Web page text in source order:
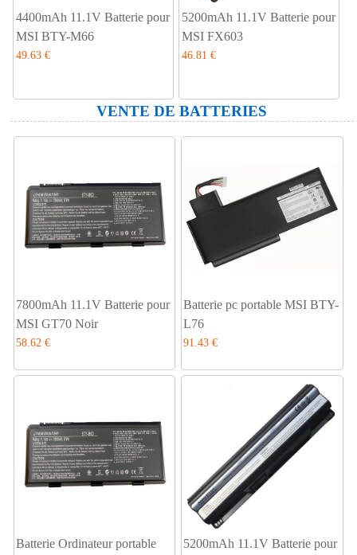
4400mAh 11.1V Batterie pour
MSI BTY-M66
49.63 €
5200mAh 11.1V Batterie pour
MSI FX603
46.81 €
VENTE DE BATTERIES
7800mAh 11.1V Batterie pour
MSI GT70 Noir
58.62 €
Batterie pc portable MSI BTY-
L76
91.43 €
Batterie Ordinateur portable
5200mAh 11.1V Batterie pour